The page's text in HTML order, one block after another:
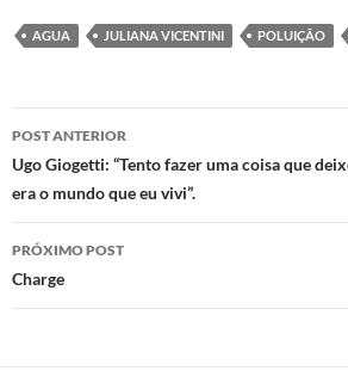
to
d
o
n
e
b
o
o
k
at
s
A
p
nt
AGUA JULIANA VICENTINI POLUIÇÃO
Navegação
de
posts
POST ANTERIOR
Ugo Giogetti: “Tento fazer uma coisa que
era o mundo que eu vivi”.
PRÓXIMO POST
Charge